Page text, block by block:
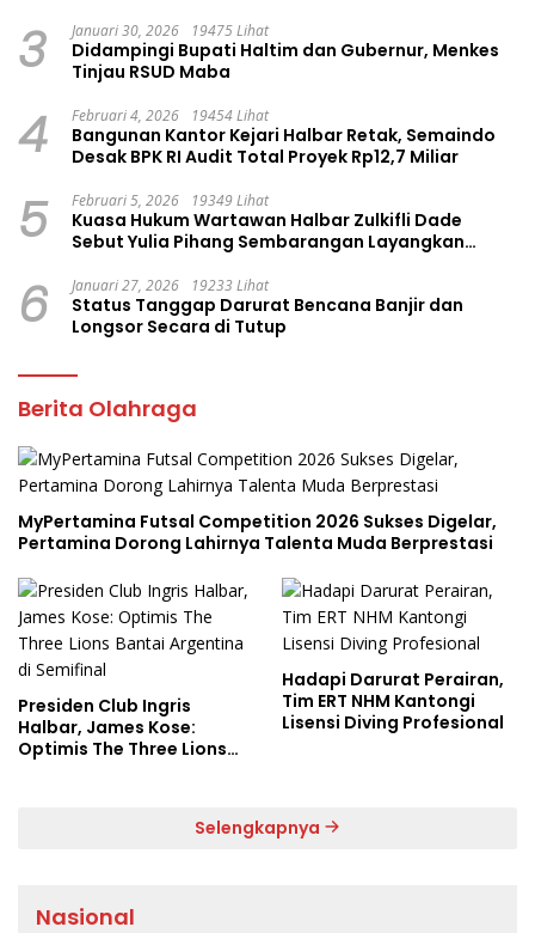
3 Januari 30, 2026 19475 Lihat
Didampingi Bupati Haltim dan Gubernur, Menkes
Tinjau RSUD Maba
4 Februari 4, 2026 19454 Lihat
Bangunan Kantor Kejari Halbar Retak, Semaindo
Desak BPK RI Audit Total Proyek Rp12,7 Miliar
5 Februari 5, 2026 19349 Lihat
Kuasa Hukum Wartawan Halbar Zulkifli Dade
Sebut Yulia Pihang Sembarangan Layangkan
6 Januari 27, 2026 19233 Lihat
Status Tanggap Darurat Bencana Banjir dan
Longsor Secara di Tutup
Berita Olahraga
MyPertamina Futsal Competition 2026 Sukses Digelar,
Pertamina Dorong Lahirnya Talenta Muda Berprestasi
Presiden Club Ingris
Halbar, James Kose:
Optimis The Three Lions
Hadapi Darurat Perairan,
Tim ERT NHM Kantongi
Lisensi Diving Profesional
Selengkapnya
Nasional